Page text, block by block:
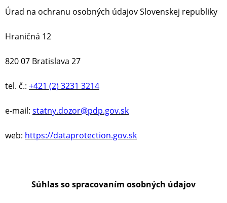
Úrad na ochranu osobných údajov Slovenskej republiky
Hraničná 12
820 07 Bratislava 27
tel. č.: +421 (2) 3231 3214
e-mail: statny.dozor@pdp.gov.sk
web: https://dataprotection.gov.sk
Súhlas so spracovaním osobných údajov